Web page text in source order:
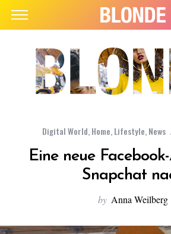
Digital World,Home,Lifestyle,News
Eine neue
Snapchat
by Anna Weilberg